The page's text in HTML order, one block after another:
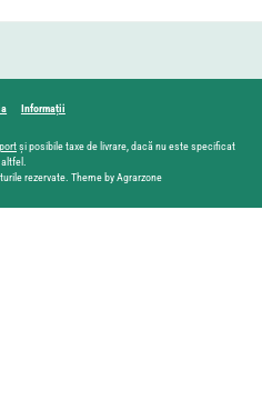
Informații
și posibile taxe de livrare, dacă nu este specificat
altfel.
rezervate. Theme by Agrarzone